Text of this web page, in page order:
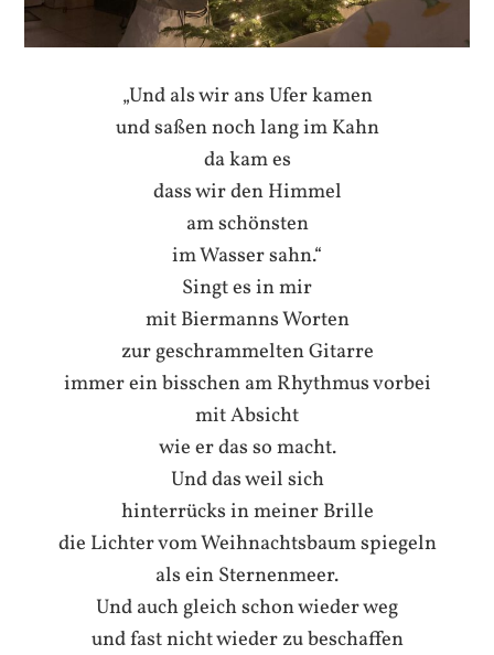
„Und als wir ans Ufer kamen
und saßen noch lang im Kahn
da kam es
dass wir den Himmel
am schönsten
im Wasser sahn.“
Singt es in mir
mit Biermanns Worten
zur geschrammelten Gitarre
immer ein bisschen am Rhythmus vorbei
mit Absicht
wie er das so macht.
Und das weil sich
hinterrücks in meiner Brille
die Lichter vom Weihnachtsbaum spiegeln
als ein Sternenmeer.
Und auch gleich schon wieder weg
und fast nicht wieder zu beschaffen